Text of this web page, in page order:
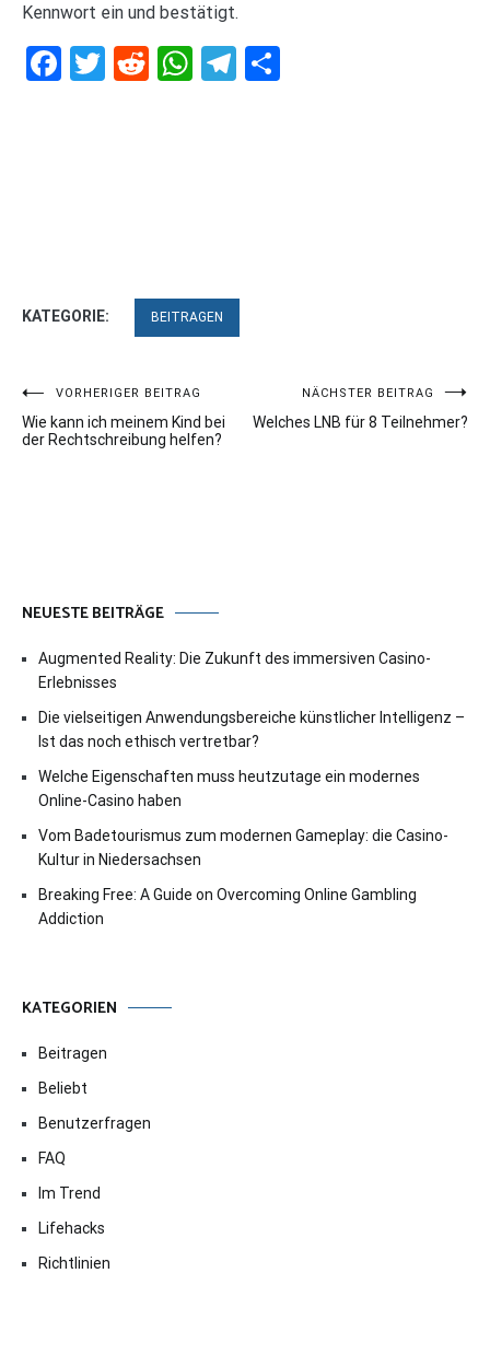
Kennwort ein und bestätigt.
Facebook
Twitter
RedditWhatsApp
Telegram
KATEGORIE: BEITRAGEN
Beitragsnavigation
VORHERIGER BEITRAG
Wie kann ich meinem Kind bei
der Rechtschreibung helfen?
NÄCHSTER BEITRAG
Welches LNB für 8 Teilnehmer?
NEUESTE BEITRÄGE
Augmented Reality: Die Zukunft des immersiven Casino-
Erlebnisses
Die vielseitigen Anwendungsbereiche künstlicher Intelligenz –
Ist das noch ethisch vertretbar?
Welche Eigenschaften muss heutzutage ein modernes
Online-Casino haben
Vom Badetourismus zum modernen Gameplay: die Casino-
Kultur in Niedersachsen
Breaking Free: A Guide on Overcoming Online Gambling
Addiction
KATEGORIEN
Beitragen
Beliebt
Benutzerfragen
FAQ
Im Trend
Lifehacks
Richtlinien